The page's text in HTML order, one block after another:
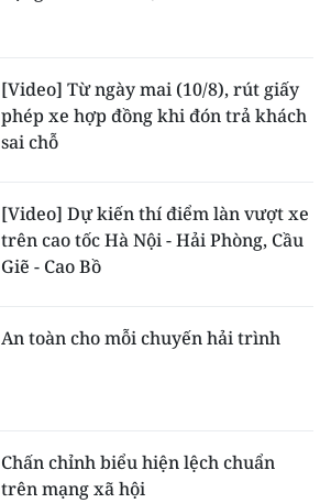
[Video] Từ ngày mai (10/8), rút giấy
phép xe hợp đồng khi đón trả khách
sai chỗ
[Video] Dự kiến thí điểm làn vượt xe
trên cao tốc Hà Nội - Hải Phòng, Cầu
Giẽ - Cao Bồ
An toàn cho mỗi chuyến hải trình
Chấn chỉnh biểu hiện lệch chuẩn
trên mạng xã hội